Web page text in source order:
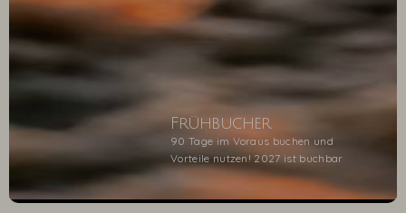
Frühbucher
90 Tage im Voraus buchen und
Vorteile nutzen! 2027 ist buchbar